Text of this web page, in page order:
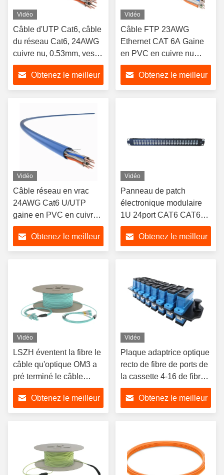
Vidéo
Câble d'UTP Cat6, câble
du réseau Cat6, 24AWG
cuivre nu, 0.53mm, veste
de PVC
Obtenez le meilleur
Vidéo
Câble FTP 23AWG
Ethernet CAT 6A Gaine
en PVC en cuivre nu
solide
Obtenez le meilleur
Vidéo
Câble réseau en vrac
24AWG Cat6 U/UTP
gaine en PVC en cuivre
nu
Obtenez le meilleur
Vidéo
Panneau de patch
électronique modulaire
1U 24port CAT6 CAT6A
réseau
Obtenez le meilleur
Vidéo
LSZH éventent la fibre le
câble qu'optique OM3 a
pré terminé le câble
optique de fibre
Obtenez le meilleur
Vidéo
Plaque adaptrice optique
recto de fibre de ports de
la cassette 4-16 de fibre
de duplex
Obtenez le meilleur